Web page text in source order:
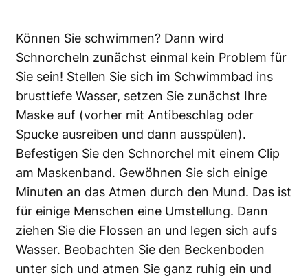
Können Sie schwimmen? Dann wird
Schnorcheln zunächst einmal kein Problem für
Sie sein! Stellen Sie sich im Schwimmbad ins
brusttiefe Wasser, setzen Sie zunächst Ihre
Maske auf (vorher mit Antibeschlag oder
Spucke ausreiben und dann ausspülen).
Befestigen Sie den Schnorchel mit einem Clip
am Maskenband. Gewöhnen Sie sich einige
Minuten an das Atmen durch den Mund. Das ist
für einige Menschen eine Umstellung. Dann
ziehen Sie die Flossen an und legen sich aufs
Wasser. Beobachten Sie den Beckenboden
unter sich und atmen Sie ganz ruhig ein und